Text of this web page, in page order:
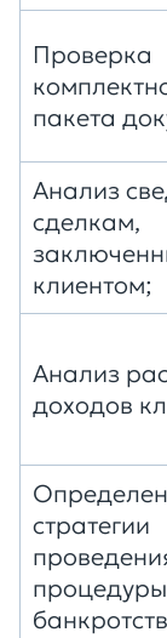
Проверка
пакета
Анализ
сделкам,
клиентом;
Анализ
доходов
стратегии
процедуры